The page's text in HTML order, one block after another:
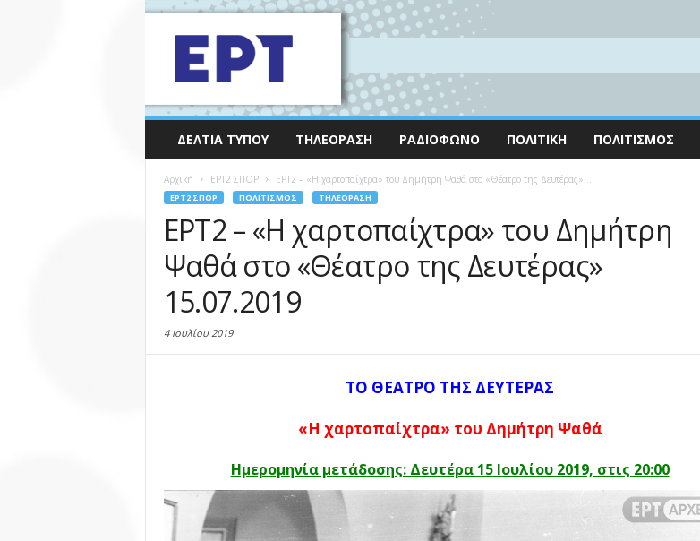
ΔΕΛΤΊΑ ΤΎΠΟΥ ΤΗΛΕΌΡΑΣΗ ΡΑΔΙΌΦΩΝΟ ΠΟΛΙΤΙΚΉ ΠΟΛΙΤΙΣΜΌΣ
Αρχική EΡΤ2 ΣΠΟΡ ΕΡΤ2 – «Η χαρτοπαίχτρα» του Δημήτρη Ψαθά στο «Θέατρο της Δευτέρας» ...
EΡΤ2 ΣΠΟΡ ΠΟΛΙΤΙΣΜΌΣ ΤΗΛΕΌΡΑΣΗ
ΕΡΤ2 – «Η χαρτοπαίχτρα» του Δημήτρη
Ψαθά στο «Θέατρο της Δευτέρας»
15.07.2019
4 Ιουλίου 2019
ΤΟ ΘΕΑΤΡΟ ΤΗΣ ΔΕΥΤΕΡΑΣ
«Η χαρτοπαίχτρα» του Δημήτρη Ψαθά
Ημερομηνία μετάδοσης: Δευτέρα 15 Ιουλίου 2019, στις 20:00